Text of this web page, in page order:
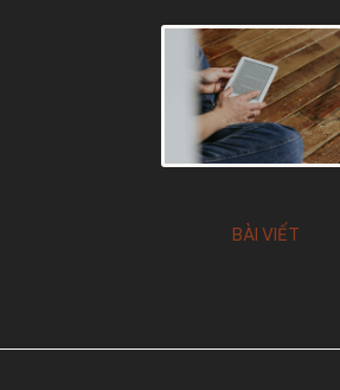
BÀI VIẾT